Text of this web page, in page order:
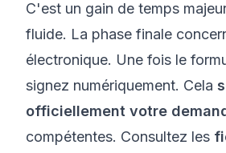
C'est un gain de temps
fluide. La phase finale
électronique. Une fois le
signez numériquement. Cela
officiellement votre
compétentes. Consultez les